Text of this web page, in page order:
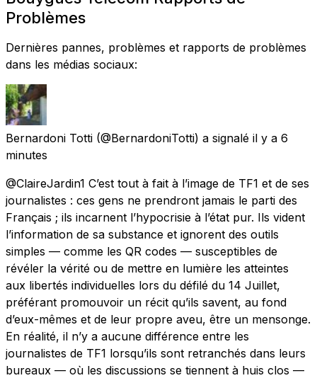
Problèmes
Dernières pannes, problèmes et rapports de problèmes
dans les médias sociaux:
Bernardoni Totti (@BernardoniTotti) a signalé il y a 6
minutes
@ClaireJardin1 C’est tout à fait à l’image de TF1 et de ses
journalistes : ces gens ne prendront jamais le parti des
Français ; ils incarnent l’hypocrisie à l’état pur. Ils vident
l’information de sa substance et ignorent des outils
simples — comme les QR codes — susceptibles de
révéler la vérité ou de mettre en lumière les atteintes
aux libertés individuelles lors du défilé du 14 Juillet,
préférant promouvoir un récit qu’ils savent, au fond
d’eux-mêmes et de leur propre aveu, être un mensonge.
En réalité, il n’y a aucune différence entre les
journalistes de TF1 lorsqu’ils sont retranchés dans leurs
bureaux — où les discussions se tiennent à huis clos —